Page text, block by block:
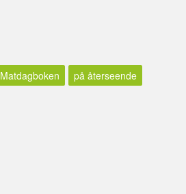
Matdagboken
på återseende